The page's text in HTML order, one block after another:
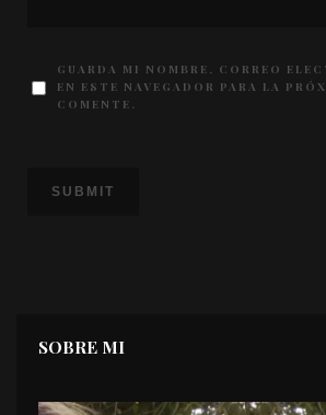
GUARDA MI NOMBRE, CORREO
EN ESTE NAVEGADOR PARA LA
COMENTE.
SOBRE MI